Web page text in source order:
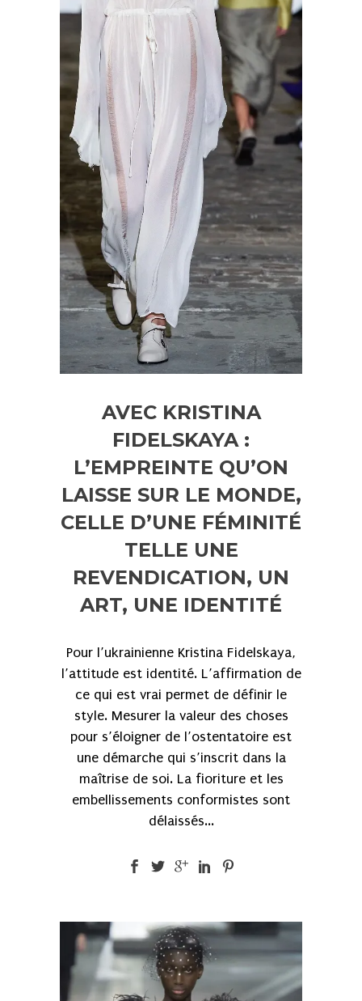
AVEC KRISTINA
FIDELSKAYA :
L’EMPREINTE QU’ON
LAISSE SUR LE MONDE,
CELLE D’UNE FÉMINITÉ
TELLE UNE
REVENDICATION, UN
ART, UNE IDENTITÉ
Pour l’ukrainienne Kristina Fidelskaya,
l’attitude est identité. L’affirmation de
ce qui est vrai permet de définir le
style. Mesurer la valeur des choses
pour s’éloigner de l’ostentatoire est
une démarche qui s’inscrit dans la
maîtrise de soi. La fioriture et les
embellissements conformistes sont
délaissés...